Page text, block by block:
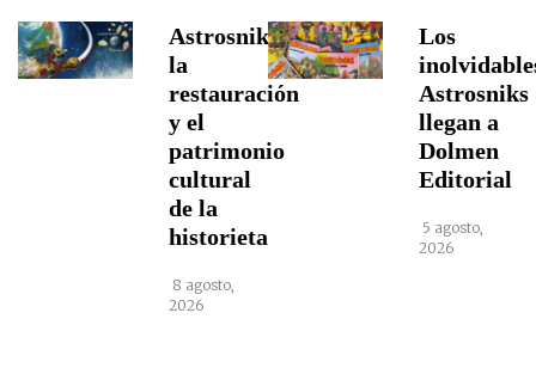
Astrosniks,
la
restauración
y el
patrimonio
cultural
de la
historieta
8 agosto,
2026
Los
Astrosniks
llegan a
Dolmen
Editorial
5 agosto,
2026